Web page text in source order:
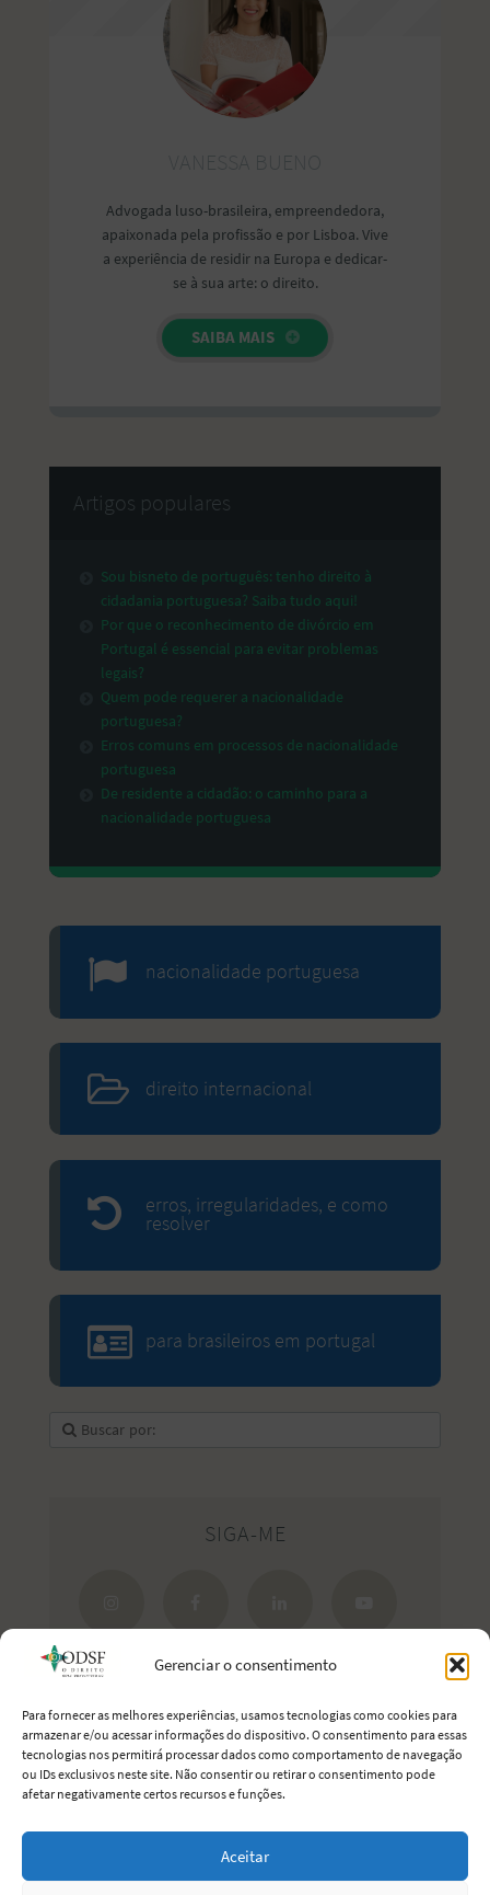
Gerenciar o consentimento
Para fornecer as melhores experiências, usamos tecnologias como cookies para
armazenar e/ou acessar informações do dispositivo. O consentimento para essas
tecnologias nos permitirá processar dados como comportamento de navegação
ou IDs exclusivos neste site. Não consentir ou retirar o consentimento pode
afetar negativamente certos recursos e funções.
Aceitar
Advogada luso-brasileira, empreendedora,
apaixonada pela profissão e por Lisboa. Vive
a experiência de residir na Europa e dedicar-
se à sua arte: o direito.
SAIBA MAIS
Artigos populares
Sou bisneto de português: tenho direito à
cidadania portuguesa? Saiba tudo aqui!
Por que o reconhecimento de divórcio em
Portugal é essencial para evitar problemas
legais?
Quem pode requerer a nacionalidade
portuguesa?
Erros comuns em processos de nacionalidade
portuguesa
De residente a cidadão: o caminho para a
nacionalidade portuguesa
nacionalidade portuguesa
direito internacional
erros, irregularidades, e como
resolver
para brasileiros em portugal
SIGA-ME
Estreite seus laços com Portugal.